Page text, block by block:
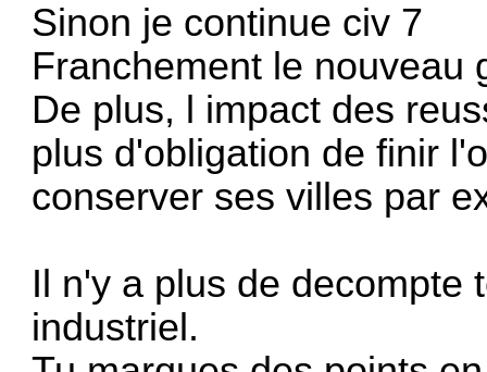
Sinon je continue civ 7
Franchement le nouveau
De plus, l impact des
plus d'obligation de finir
conserver ses villes par
Il n'y a plus de decompte
industriel.